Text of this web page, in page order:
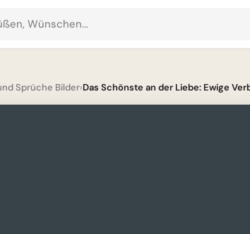
Sprüche Bilder›Das Schönste an der Liebe: Ewige